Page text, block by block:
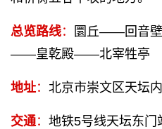
总览路线：
圜丘——回音
——皇乾殿——北宰牲亭
地址： 北京市崇文区天坛
交通： 地铁5号线天坛东门